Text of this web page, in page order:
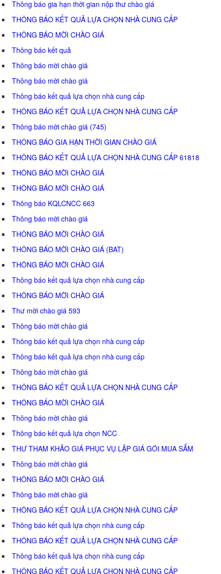
Thông báo gia hạn thời gian nộp thư chào giá
THÔNG BÁO KẾT QUẢ LỰA CHỌN NHÀ CUNG CẤP
THÔNG BÁO MỜI CHÀO GIÁ
Thông báo kết quả
Thông báo mời chào giá
Thông báo mời chào giá
Thông báo kết quả lựa chọn nhà cung cấp
THÔNG BÁO KẾT QUẢ LỰA CHỌN NHÀ CUNG CẤP
Thông báo mời chào giá (745)
THÔNG BÁO GIA HẠN THỜI GIAN CHÀO GIÁ
THÔNG BÁO KẾT QUẢ LỰA CHỌN NHÀ CUNG CẤP 61818
THÔNG BÁO MỜI CHÀO GIÁ
THÔNG BÁO MỜI CHÀO GIÁ
Thông báo KQLCNCC 663
Thông báo mời chào giá
THÔNG BÁO MỜI CHÀO GIÁ
THÔNG BÁO MỜI CHÀO GIÁ (BAT)
THÔNG BÁO MỜI CHÀO GIÁ
Thông báo kết quả lựa chọn nhà cung cấp
THÔNG BÁO MỜI CHÀO GIÁ
Thư mời chào giá 593
Thông báo mời chào giá
Thông báo kết quả lựa chọn nhà cung cấp
Thông báo kết quả lựa chọn nhà cung cấp
Thông báo mời chào giá
THÔNG BÁO KẾT QUẢ LỰA CHỌN NHÀ CUNG CẤP
THÔNG BÁO MỜI CHÀO GIÁ
Thông báo mời chào giá
Thông báo kết quả lựa chọn NCC
THƯ THAM KHẢO GIÁ PHỤC VỤ LẬP GIÁ GÓI MUA SẮM
Thông báo mời chào giá
THÔNG BÁO MỜI CHÀO GIÁ
Thông báo mời chào giá
THÔNG BÁO KẾT QUẢ LỰA CHỌN NHÀ CUNG CẤP
Thông báo kết quả lựa chọn nhà cung cấp
THÔNG BÁO KẾT QUẢ LỰA CHỌN NHÀ CUNG CẤP
Thông báo kết quả lựa chọn nhà cung cấp
THÔNG BÁO KẾT QUẢ LỰA CHỌN NHÀ CUNG CẤP